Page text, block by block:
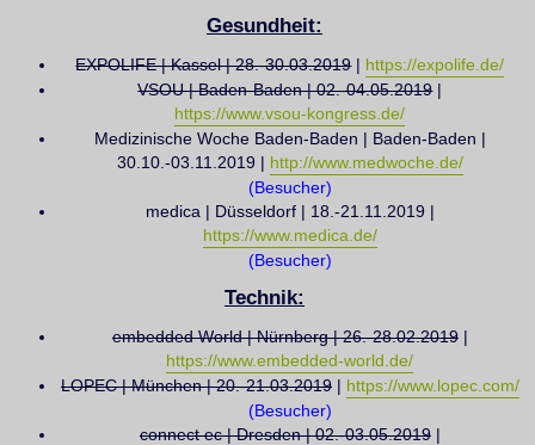
Gesundheit:
EXPOLIFE | Kassel | 28.-30.03.2019| https://expolife.de/
VSOU | Baden-Baden | 02.-04.05.2019|
https://www.vsou-kongress.de/
Medizinische Woche Baden-Baden | Baden-Baden |
30.10.-03.11.2019 | http://www.medwoche.de/
(Besucher)
medica | Düsseldorf | 18.-21.11.2019 |
https://www.medica.de/
(Besucher)
Technik:
embedded World | Nürnberg | 26.-28.02.2019|
https://www.embedded-world.de/
LOPEC | München | 20.-21.03.2019| https://www.lopec.com/
(Besucher)
connect ec | Dresden | 02.-03.05.2019|